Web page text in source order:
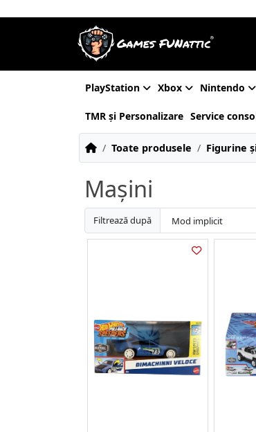
PlayStation Xbox Nintendo
TMR și Personalizare Service
Toate produsele Figurine
Mașini
Filtrează după